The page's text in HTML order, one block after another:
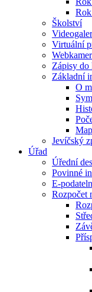
Školství
Virtuální
Zápisy do
Základní
O
Jevíčský
Úřad
Úřední
Povinné
E-
Rozpočet